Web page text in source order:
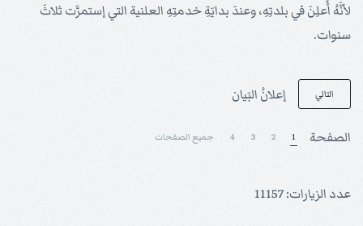
لأنَّهُ أُعلِنَ في بلدتِهِ، وعندَ بدايَةِ خدمتِهِ العلنية التي إستمرَّت ثلاثَ
سنوات.
التالي إعلانُ البَيان
الصفحة 1
2
3
4 جميع الصفحات
عدد الزيارات: 11157